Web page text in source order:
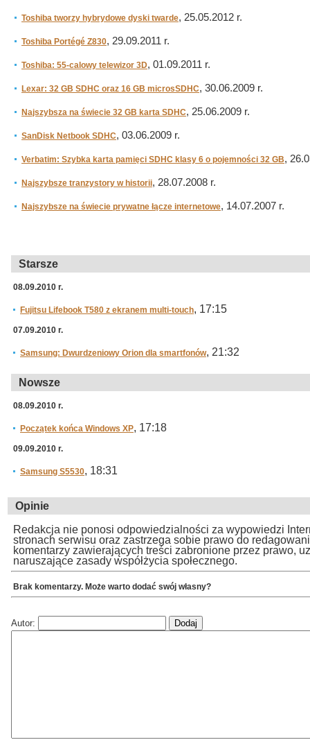
Toshiba tworzy hybrydowe dyski twarde, 25.05.2012 r.
Toshiba Portégé Z830, 29.09.2011 r.
Toshiba: 55-calowy telewizor 3D, 01.09.2011 r.
Lexar: 32 GB SDHC oraz 16 GB microsSDHC, 30.06.2009 r.
Najszybsza na świecie 32 GB karta SDHC, 25.06.2009 r.
SanDisk Netbook SDHC, 03.06.2009 r.
Verbatim: Szybka karta pamięci SDHC klasy 6 o pojemności 32 GB,
Najszybsze tranzystory w historii, 28.07.2008 r.
Najszybsze na świecie prywatne łącze internetowe, 14.07.2007 r.
Starsze
08.09.2010 r.
Fujitsu Lifebook T580 z ekranem multi-touch, 17:15
07.09.2010 r.
Samsung: Dwurdzeniowy Orion dla smartfonów, 21:32
Nowsze
08.09.2010 r.
Początek końca Windows XP, 17:18
09.09.2010 r.
Samsung S5530, 18:31
Opinie
Redakcja nie ponosi odpowiedzialności za wypowiedzi
stronach serwisu oraz zastrzega sobie prawo do
komentarzy zawierających treści zabronione przez prawo,
naruszające zasady współżycia społecznego.
Brak komentarzy. Może warto dodać swój własny?
Autor: